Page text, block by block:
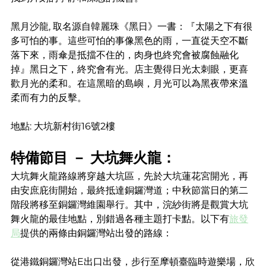
黑月沙龍, 取名源自韓麗珠《黑日》一書：『太陽之下有很
多可怕的事。這些可怕的事像黑色的雨，一直從天空不斷
落下來，雨傘是抵擋不住的，肉身也終究會被腐蝕融化
掉』黑日之下，終究會有光。店主覺得日光太刺眼，更喜
歡月光的柔和。在這黑暗的島嶼，月光可以為黑夜帶來溫
柔而有力的反擊。
地點: 大坑新村街16號2樓
特備節目 － 大坑舞火龍：
大坑舞火龍路線將穿越大坑區，先於大坑蓮花宮開光，再
由安庶庇街開始，最終抵達銅鑼灣道；中秋節當日的第二
階段將移至銅鑼灣維園舉行。其中，浣紗街將是觀賞大坑
舞火龍的最佳地點，別錯過各種主題打卡點。以下有旅發
局提供的兩條由銅鑼灣站出發的路線：
從港鐵銅鑼灣站E出口出發，步行至摩頓臺臨時遊樂場，欣